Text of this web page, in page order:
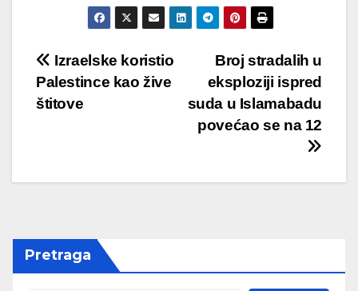
Post
navigation
Broj stradalih u
eksploziji ispred
suda u Islamabadu
povećao se na 12
Izraelske koristio
Palestince kao žive
štitove
Pretraga